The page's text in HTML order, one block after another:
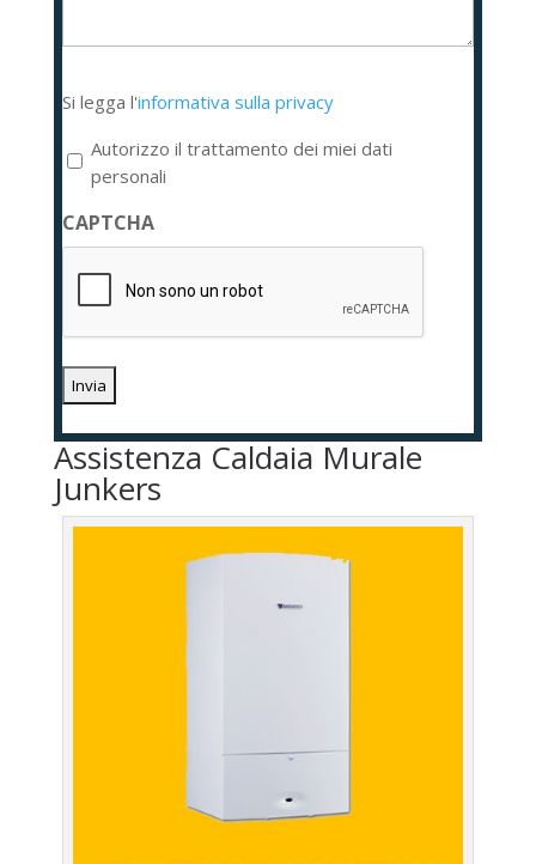
legga
l'informativa
sulla
privacy
*
Si legga l'informativa sulla privacy
Autorizzo il trattamento dei miei dati
personali
CAPTCHA
Assistenza Caldaia Murale
Junkers